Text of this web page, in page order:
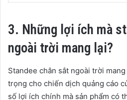
3. Những lợi ích mà
ngoài trời mang lại?
Standee chân sắt ngoài trời
trọng cho chiến dịch quảng cáo
số lợi ích chính mà sản phẩm có